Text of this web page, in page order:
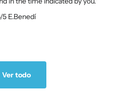
5 E.Benedí
Ver todo